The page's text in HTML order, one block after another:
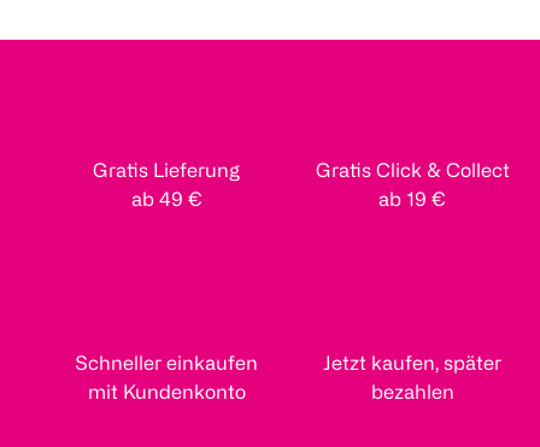
Gratis Lieferung
ab 49 €
Gratis Click & Collect
ab 19 €
Schneller einkaufen
mit Kundenkonto
Jetzt kaufen, später
bezahlen